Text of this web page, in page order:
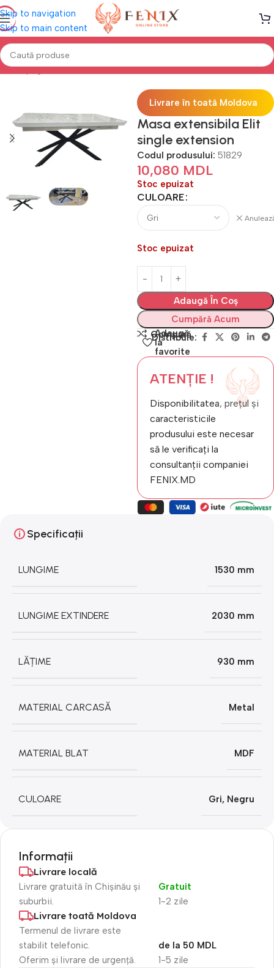
Skip to navigation
Skip to main content
Prima pagină Mobilă BUCĂTĂRIE Mese de bucătărie
Livrare în toată Moldova
Masa extensibila Elit
single extension
Codul produsului: 51829
10,080 MDL
Stoc epuizat
CULOARE
Stoc epuizat
Adaugă În Coș
Cumpără Acum
Compară
Adaugă
la
favorite
Distribuie:
ATENȚIE !
Disponibilitatea, prețul și
caracteristicile
produsului este necesar
să le verificați la
consultanții companiei
FENIX.MD
Specificații
LUNGIME 1530 mm
LUNGIME EXTINDERE 2030 mm
LĂȚIME 930 mm
MATERIAL CARCASĂ Metal
MATERIAL BLAT MDF
CULOARE Gri, Negru
Informații
Livrare locală
Livrare gratuită în Chișinău și
suburbii.
1-2 zile
Gratuit
Livrare toată Moldova
Termenul de livrare este
stabilit telefonic.
Oferim și livrare de urgență.
1-5 zile
de la 50 MDL